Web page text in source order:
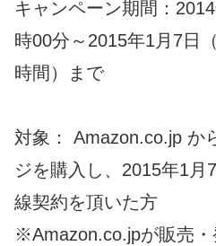
キャンペーン期間：
時00分～2015年1月7日
時間）まで
対象： Amazon.co.jp か
ジを購入し、2015年1月
線契約を頂いた方
※Amazon.co.jpが販売・